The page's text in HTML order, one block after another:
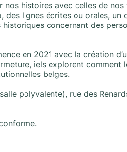
histoires avec celles de nos
des lignes écrites ou orales, un
concernant des
en 2021 avec la création
iels explorent comment
belges.
polyvalente), rue des